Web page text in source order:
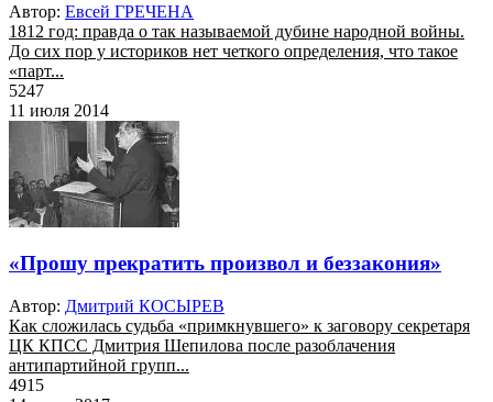
Автор: Евсей ГРЕЧЕНА
1812 год: правда о так называемой дубине народной войны.
До сих пор у историков нет четкого определения, что такое
«парт...
5247
11 июля 2014
«Прошу прекратить произвол и беззакония»
Автор: Дмитрий КОСЫРЕВ
Как сложилась судьба «примкнувшего» к заговору секретаря
ЦК КПСС Дмитрия Шепилова после разоблачения
антипартийной групп...
4915